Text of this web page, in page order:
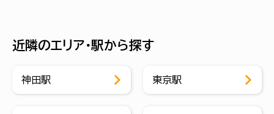
近隣のエリア・駅から探す
神田駅 東京駅